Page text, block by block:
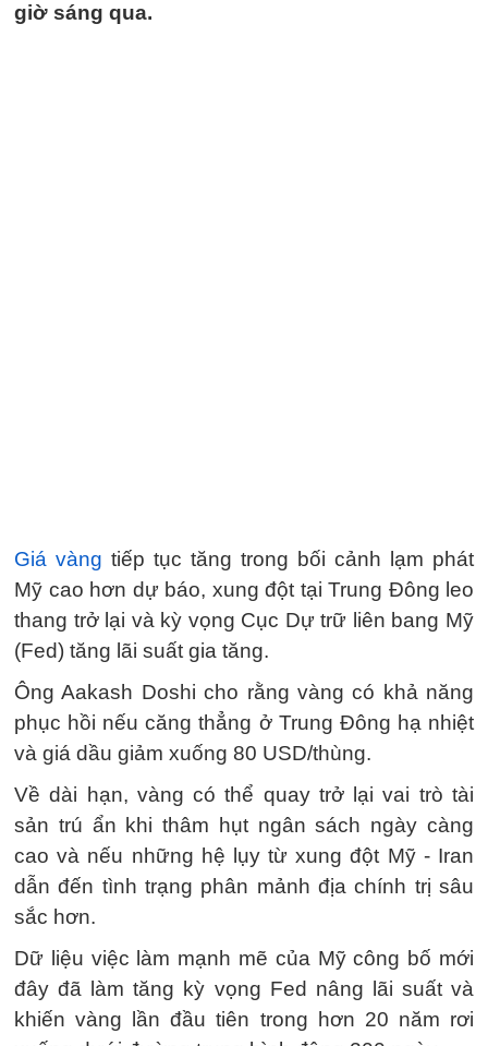
giờ sáng qua.
Giá vàng tiếp tục tăng trong bối cảnh lạm phát
Mỹ cao hơn dự báo, xung đột tại Trung Đông leo
thang trở lại và kỳ vọng Cục Dự trữ liên bang Mỹ
(Fed) tăng lãi suất gia tăng.
Ông Aakash Doshi cho rằng vàng có khả năng
phục hồi nếu căng thẳng ở Trung Đông hạ nhiệt
và giá dầu giảm xuống 80 USD/thùng.
Về dài hạn, vàng có thể quay trở lại vai trò tài
sản trú ẩn khi thâm hụt ngân sách ngày càng
cao và nếu những hệ lụy từ xung đột Mỹ - Iran
dẫn đến tình trạng phân mảnh địa chính trị sâu
sắc hơn.
Dữ liệu việc làm mạnh mẽ của Mỹ công bố mới
đây đã làm tăng kỳ vọng Fed nâng lãi suất và
khiến vàng lần đầu tiên trong hơn 20 năm rơi